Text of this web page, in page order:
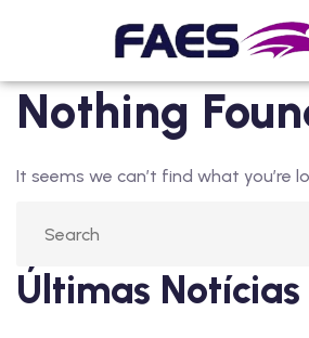
Nothing
It seems we can’t find what you’re
Últimas Notícias